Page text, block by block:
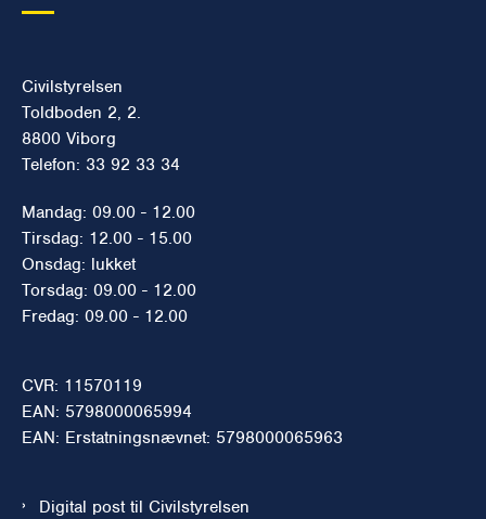
Civilstyrelsen
Toldboden 2, 2.
8800 Viborg
Telefon: 33 92 33 34
Mandag: 09.00 - 12.00
Tirsdag: 12.00 - 15.00
Onsdag: lukket
Torsdag: 09.00 - 12.00
Fredag: 09.00 - 12.00
CVR: 11570119
EAN: 5798000065994
EAN: Erstatningsnævnet: 5798000065963
Digital post til Civilstyrelsen